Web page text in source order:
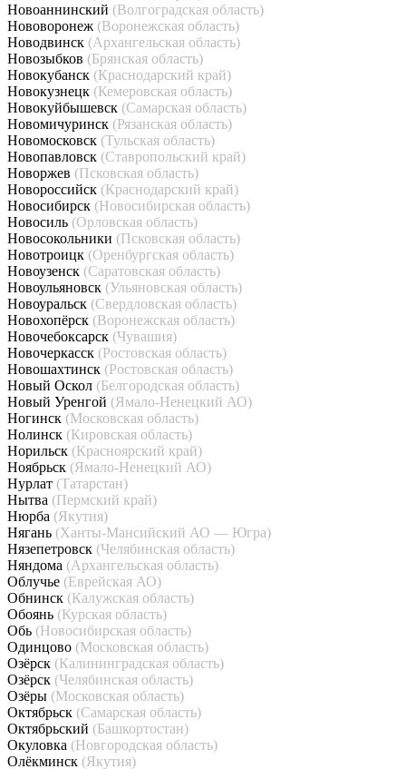
Новоаннинский (Волгоградская область)
Нововоронеж (Воронежская область)
Новодвинск (Архангельская область)
Новозыбков (Брянская область)
Новокубанск (Краснодарский край)
Новокузнецк (Кемеровская область)
Новокуйбышевск (Самарская область)
Новомичуринск (Рязанская область)
Новомосковск (Тульская область)
Новопавловск (Ставропольский край)
Новоржев (Псковская область)
Новороссийск (Краснодарский край)
Новосибирск (Новосибирская область)
Новосиль (Орловская область)
Новосокольники (Псковская область)
Новотроицк (Оренбургская область)
Новоузенск (Саратовская область)
Новоульяновск (Ульяновская область)
Новоуральск (Свердловская область)
Новохопёрск (Воронежская область)
Новочебоксарск (Чувашия)
Новочеркасск (Ростовская область)
Новошахтинск (Ростовская область)
Новый Оскол (Белгородская область)
Новый Уренгой (Ямало-Ненецкий АО)
Ногинск (Московская область)
Нолинск (Кировская область)
Норильск (Красноярский край)
Ноябрьск (Ямало-Ненецкий АО)
Нурлат (Татарстан)
Нытва (Пермский край)
Нюрба (Якутия)
Нягань (Ханты-Мансийский АО — Югра)
Нязепетровск (Челябинская область)
Няндома (Архангельская область)
Облучье (Еврейская АО)
Обнинск (Калужская область)
Обоянь (Курская область)
Обь (Новосибирская область)
Одинцово (Московская область)
Озёрск (Калининградская область)
Озёрск (Челябинская область)
Озёры (Московская область)
Октябрьск (Самарская область)
Октябрьский (Башкортостан)
Окуловка (Новгородская область)
Олёкминск (Якутия)